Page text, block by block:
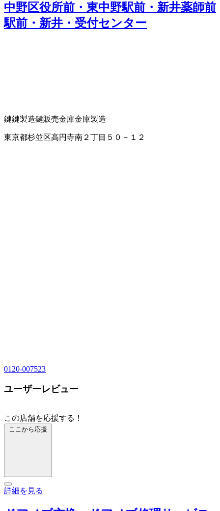
中野区役所前・東中野駅前・新井薬師前
駅前・新井・受付センター
鍵鍵製造鍵販売金庫金庫製造
東京都杉並区高円寺南２丁目５０－１２
0120-007523
ユーザーレビュー
この店舗を応援する！
ここから応援
詳細を見る